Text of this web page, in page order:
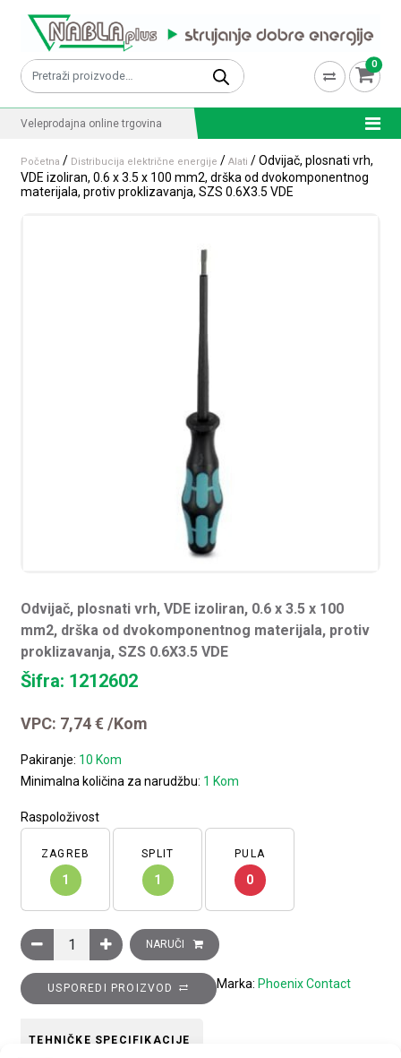
Pretraži: 0
Veleprodajna online trgovina
Početna / Distribucija električne energije /Alati / Odvijač, plosnati vrh,
VDE izoliran, 0.6 x 3.5 x 100 mm2, drška od dvokomponentnog
materijala, protiv proklizavanja, SZS 0.6X3.5 VDE
Odvijač, plosnati vrh, VDE izoliran, 0.6 x 3.5 x 100
mm2, drška od dvokomponentnog materijala, protiv
proklizavanja, SZS 0.6X3.5 VDE
Šifra: 1212602
VPC: 7,74€ /Kom
Pakiranje: 10 Kom
Minimalna količina za narudžbu: 1 Kom
Raspoloživost
ZAGREB
1
SPLIT
1
PULA
0
Odvijač, plosnati vrh, VDE izoliran, 0.6 x 3.5 x 100 mm2,
NARUČI
USPOREDI PROIZVOD Marka: Phoenix Contact
TEHNIČKE SPECIFIKACIJE